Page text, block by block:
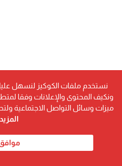
نستخدم ملفات الكوكيز لنسهل
ونكيف المحتوى والإعلانات وفقا
ميزات وسائل التواصل الاجتماعية
المزيد